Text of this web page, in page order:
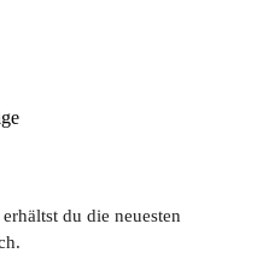
du die neuesten